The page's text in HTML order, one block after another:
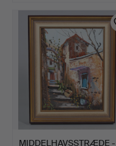
MIDDELHAVSSTRÆDE -